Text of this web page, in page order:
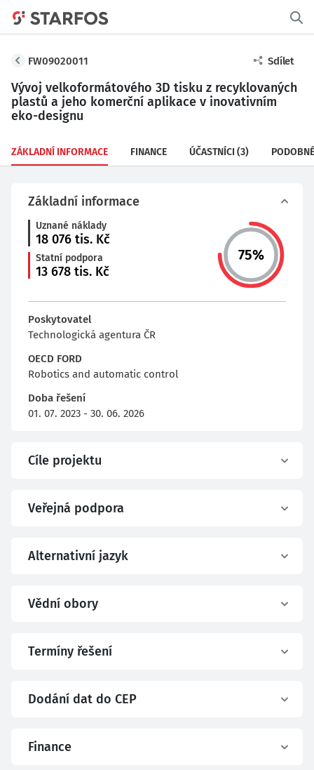
FW09020011 Sdílet
Vývoj velkoformátového 3D tisku z recyklovaných
plastů a jeho komerční aplikace v inovativním
eko-designu
ZÁKLADNÍ INFORMACE FINANCE ÚČASTNÍCI (3)
Základní informace
Uznané náklady
18 076 tis. Kč
Statní podpora
13 678 tis. Kč
75%
Poskytovatel
Technologická agentura ČR
OECD FORD
Robotics and automatic control
Doba řešení
01. 07. 2023 - 30. 06. 2026
Cíle projektu
Veřejná podpora
Alternativní jazyk
Vědní obory
Termíny řešení
Dodání dat do CEP
Finance